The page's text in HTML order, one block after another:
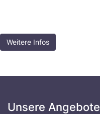
Weitere Infos
Unsere Angebote